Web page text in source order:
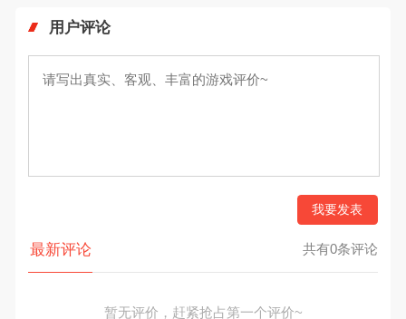
用户评论
我要发表
最新评论 共有0条评论
暂无评价，赶紧抢占第一个评价~